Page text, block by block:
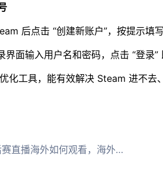
后点击 “创建新账户”，按提示填
面输入用户名和密码，点击 “登录”
化工具，能有效解决 Steam 进不
何观看，海外怎么解除腾讯体育地域限制